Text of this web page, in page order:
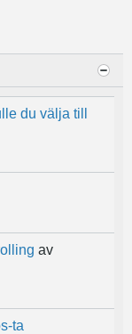
du välja till
av
ta